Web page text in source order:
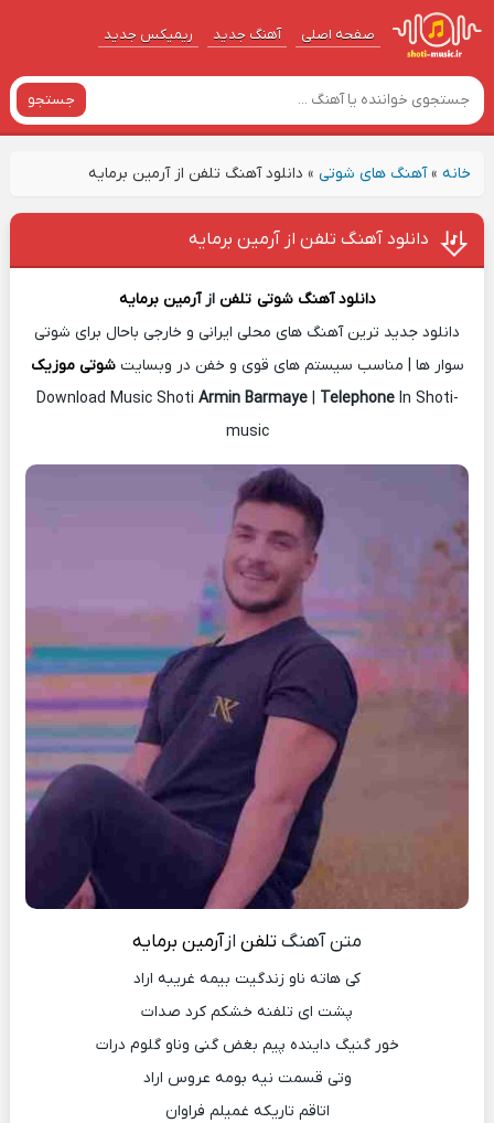
صفحه اصلی آهنگ‌ جدید ریمیکس جدید
جستجو
خانه»آهنگ های شوتی» دانلود آهنگ تلفن از آرمین برمایه
دانلود آهنگ تلفن از آرمین برمایه
دانلود آهنگ شوتی تلفن ازآرمین برمایه
دانلود جدید ترین آهنگ های محلی ایرانی و خارجی باحال برای شوتی
سوار ها | مناسب سیستم های قوی و خفن در وبسایتشوتی موزیک
Download Music Shoti Armin Barmaye| TelephoneIn Shoti-
music
متن آهنگ تلفن ازآرمین برمایه
کی هاته ناو زندگیت بیمه غریبه اراد
پشت ای تلفنه خشکم کرد صدات
خور گنیگ داینده پیم بغض گنی وناو گلوم درات
وتی قسمت نیه بومه عروس اراد
اتاقم تاریکه غمیلم فراوان